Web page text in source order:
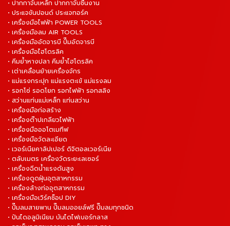
• ปากกาจับเหล็ก ปากกาจับชิ้นงาน
• ประแจขันปอนด์ ประแจทอร์ค
• เครื่องมือไฟฟ้า POWER TOOLS
• เครื่องมือลม AIR TOOLS
• เครื่องมืออัดจารบี ปั๊มอัดจารบี
• เครื่องมือไฮโดรลิค
• คีมย้ำหางปลา คีมย้ำไฮโดรลิค
• เต่าเคลื่อนย้ายเครื่องจักร
• แม่แรงกระปุก แม่แรงตะเข้ แม่แรงลม
• รอกโซ่ รอดโยก รอกไฟฟ้า รอกสลิง
• สว่านแท่นแม่เหล็ก แท่นสว่าน
• เครื่องมือก่อสร้าง
• เครื่องต๊าปเกลียวไฟฟ้า
• เครื่องมือออโตเมทีฟ
• เครื่องมือวัดละเอียด
• เวอร์เนียคาลิปเปอร์ ดิจิตอลเวอร์เนีย
• ตลับเมตร เครื่องวัดระยะเลเซอร์
• เครื่องฉีดน้ำแรงดันสูง
• เครื่องดูดฝุ่นอุตสาหกรรม
• เครื่องล้างท่ออุตสาหกรรม
• เครื่องมือเวิร์คช็อป DIY
• ปั๊มลมสายพาน ปั๊มลมออยล์ฟรี ปั๊มลมทุกชนิด
• ปันไดอลูมิเนียม บันไดไฟเบอร์กลาส